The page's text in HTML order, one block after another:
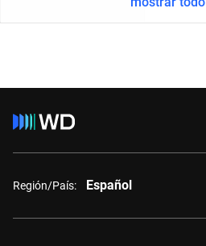
Región/País: Español